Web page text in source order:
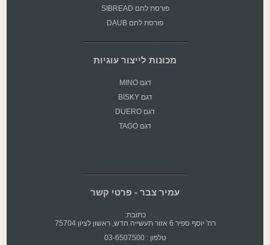
פורסת לחם SIBREAD
פורסת לחם DAUB
מכונות לייצור עוגיות
דגם MINO
דגם BISKY
דגם DUERO
דגם TAGO
עמיר צבר - פרטי קשר
כתובת:
רח' יוסף ספיר 6 אזור תעשייה חדש, ראשון לציון 75704
טלפון : 03-6507500